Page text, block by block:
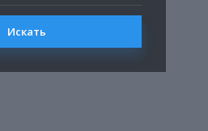
Искать